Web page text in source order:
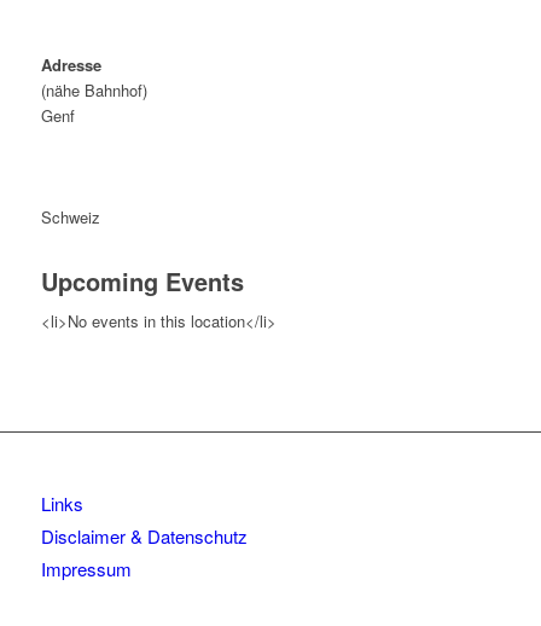
Adresse
(nähe Bahnhof)
Genf
Schweiz
Upcoming Events
<li>No events in this location</li>
Links
Disclaimer & Datenschutz
Impressum